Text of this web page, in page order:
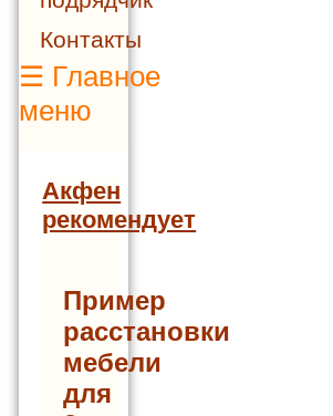
Контакты
☰ Главное
меню
Акфен
рекомендует
Пример
расстановки
мебели
для